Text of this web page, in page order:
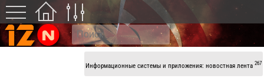
Информационные системы и приложения: новостная лента 267